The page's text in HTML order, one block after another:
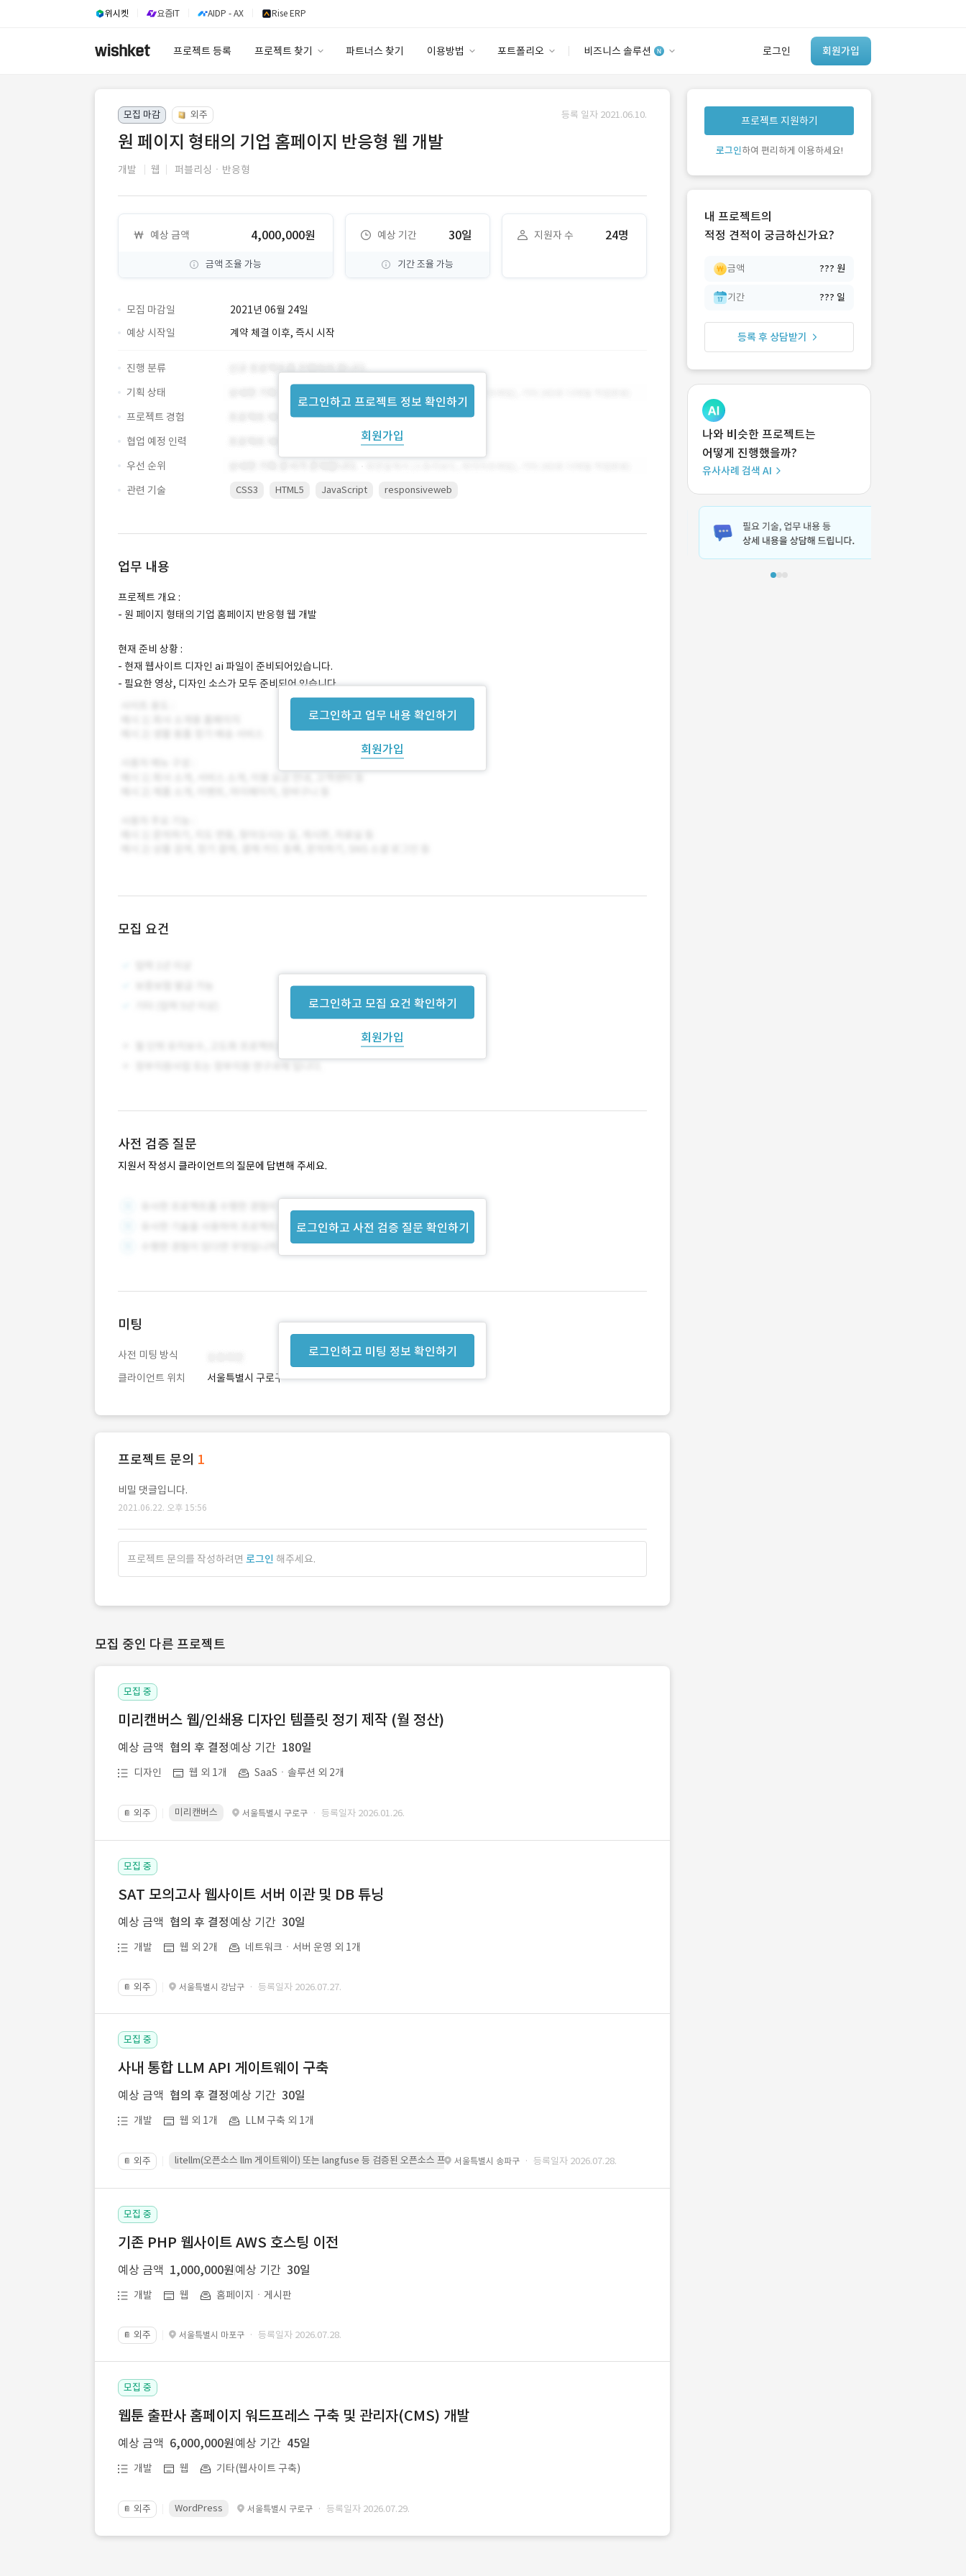
위시켓 요즘IT AIDP - AX Rise ERP
프로젝트 등록 프로젝트 찾기 파트너스 찾기 이용방법 포트폴리오 비즈니스 솔루션 로그인 회원가입
이용요금
고객센터
안심 코드 케어
유사사례 검색 AI
‘이런 거’ 만들어본
개발 회사 있어?
모집 마감 외주 등록 일자 2021.06.10.
원 페이지 형태의 기업 홈페이지 반응형 웹 개발
개발 웹 퍼블리싱ㆍ반응형
예상 금액 4,000,000원
금액 조율 가능
예상 기간 30일
기간 조율 가능
지원자 수 24명
모집 마감일 2021년 06월 24일
로그인하고 프로젝트 정보 확인하기
회원가입
예상 시작일 계약 체결 이후, 즉시 시작
진행 분류
기획 상태
프로젝트 경험
협업 예정 인력
우선 순위
관련 기술
CSS3 HTML5 JavaScript responsiveweb
업무 내용
로그인하고 업무 내용 확인하기
회원가입
프로젝트 개요 :
- 원 페이지 형태의 기업 홈페이지 반응형 웹 개발
현재 준비 상황 :
- 현재 웹사이트 디자인 ai 파일이 준비되어있습니다.
- 필요한 영상, 디자인 소스가 모두 준비되어 있습니다.
모집 요건
로그인하고 모집 요건 확인하기
회원가입
사전 검증 질문
지원서 작성시 클라이언트의 질문에 답변해 주세요.
로그인하고 사전 검증 질문 확인하기
로그인하고 미팅 정보 확인하기
미팅
사전 미팅 방식
클라이언트 위치
서울특별시 구로구
프로젝트 문의 1
비밀 댓글입니다.
2021.06.22. 오후 15:56
프로젝트 문의를 작성하려면 로그인 해주세요.
모집 중인 다른 프로젝트
모집 중
미리캔버스 웹/인쇄용 디자인 템플릿 정기 제작 (월 정산)
예상 금액 협의 후 결정 예상 기간 180일
디자인 웹 외 1개 SaaSㆍ솔루션 외 2개
📔 외주 미리캔버스 서울특별시 구로구 · 등록일자 2026.01.26.
모집 중
SAT 모의고사 웹사이트 서버 이관 및 DB 튜닝
예상 금액 협의 후 결정 예상 기간 30일
개발 웹 외 2개 네트워크ㆍ서버 운영 외 1개
📔 외주 서울특별시 강남구 · 등록일자 2026.07.27.
모집 중
사내 통합 LLM API 게이트웨이 구축
예상 금액 협의 후 결정 예상 기간 30일
개발 웹 외 1개 LLM 구축 외 1개
📔 외주 litellm(오픈소스 llm 게이트웨이) 또는 langfuse 등 검증된 오픈소스 프레임워크를 기반으로 시스템을 구축
서울특별시 송파구 · 등록일자 2026.07.28.
모집 중
기존 PHP 웹사이트 AWS 호스팅 이전
예상 금액 1,000,000원 예상 기간 30일
개발 웹 홈페이지ㆍ게시판
📔 외주 서울특별시 마포구 · 등록일자 2026.07.28.
모집 중
웹툰 출판사 홈페이지 워드프레스 구축 및 관리자(CMS) 개발
예상 금액 6,000,000원 예상 기간 45일
개발 웹 기타(웹사이트 구축)
📔 외주 WordPress 서울특별시 구로구 · 등록일자 2026.07.29.
프로젝트 지원하기
로그인하여 편리하게 이용하세요!
내 프로젝트의
적정 견적이 궁금하신가요?
금액 ??? 원
기간 ??? 일
등록 후 상담받기
나와 비슷한 프로젝트는
어떻게 진행했을까?
유사사례 검색 AI